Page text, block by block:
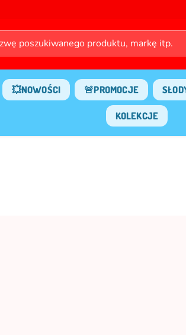
💥NOWOŚCI 🚨PROMOCJE
KOLEKCJE